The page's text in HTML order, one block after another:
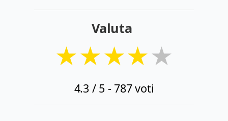
Valuta
★★★★★
4.3 / 5 - 787voti